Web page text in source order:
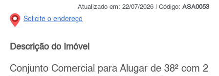
Atualizado em: 22/07/2026 | Código: ASA0053
Solicite o endereço
Descrição do Imóvel
Conjunto Comercial para Alugar de 38² com 2